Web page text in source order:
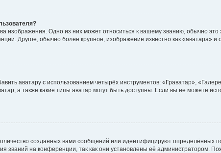
изображения. Одно из них может относиться к вашему званию, обычно это
Другое, обычно более крупное, изображение известно как «аватара» и
аватару с использованием четырёх инструментов: «Граватар»,
а также какие типы аватар могут быть доступны. Если вы не можете
созданных вами сообщений или идентифицируют определённых
званий на конференции, так как они установлены её администратором.